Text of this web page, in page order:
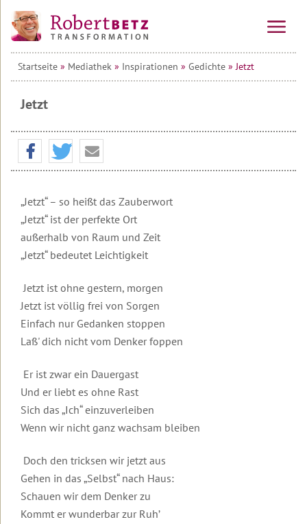
Vorträge
&
Seminare
Veranstaltungen
Vorträge
Mehrtagesseminare
Wirtschafts-
Seminare
Seminar
&
Urlaub
auf
Lesbos
Themenwelten
Die
Transformationswoche
Erfolg,
Fülle
&
Erfüllung
Kurse
10-
Wochen-
Kurs
Teilnehmerstimmen
10-
Wochen-
Die
Betz
Basis-
Das
Leben
könnte
so
schön
...
Der
Frieden
in
Kraftinsel
Lesbos
Willkommen
auf
Lesbos
Urlaubsseminare
Informationen
zur
Insel
Lesbos
Weitere
Informationen
zu
Urlaubsseminaren
Organisatorisches
Gebühren
Unser
Seminarhotel
Transformationsprozess
&
Ausbildung
Überblick
Transformations-
Therapie
Einleitung
zur
Transformations-
Therapie
Transformationstherapie
Entwicklung
Transformations-
Therapie
Geistige
Grundlagen
Die
Transformationswoche®
Einleitung
Videos
zur
Transformationswoche®
Dein
Transformationsprozess®
Einleitung
Organisatorische
und
Kosten
Gruppen,
Termine
Ausbildung
Transformations-
Einleitung
10
Merkmale
Ausbildung
in
Transformations-
Coaching
Therapeuten
Alle
Therapeuten
&
Coaches
Transformations-
Coaches
für
die
Wirtschaft
Service
&
Kontakt
gestellte
Fragen
Infomaterial
Kataloge
Gästebuch
Einleitung
Newsletter
Videos
Robert
Einleitung
Interviews
Kostenfreie
E-
Books
Startseite » Mediathek » Inspirationen » Gedichte » Jetzt
Jetzt
„Jetzt“ – so heißt das Zauberwort
„Jetzt“ ist der perfekte Ort
außerhalb von Raum und Zeit
„Jetzt“ bedeutet Leichtigkeit
Jetzt ist ohne gestern, morgen
Jetzt ist völlig frei von Sorgen
Einfach nur Gedanken stoppen
Laß' dich nicht vom Denker foppen
Er ist zwar ein Dauergast
Und er liebt es ohne Rast
Sich das „Ich“ einzuverleiben
Wenn wir nicht ganz wachsam bleiben
Doch den tricksen wir jetzt aus
Gehen in das „Selbst“ nach Haus:
Schauen wir dem Denker zu
Kommt er wunderbar zur Ruh’